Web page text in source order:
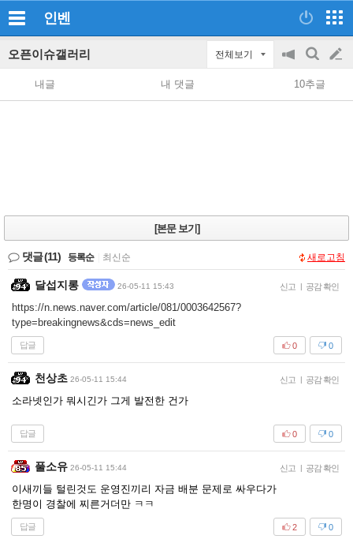
인벤
오픈이슈갤러리 전체보기
공
지
on/off
검
색
글
쓰
내글 내 댓글 10추글
[본문 보기]
댓글(11) 등록순 최신순 새로고침
달섭지롱 26-05-11 15:43 신고 | 공감 확인
https://n.news.naver.com/article/081/0003642567?
type=breakingnews&cds=news_edit
답글 0
0
천상초 26-05-11 15:44 신고 | 공감 확인
소라넷인가 뭐시긴가 그게 발전한 건가
답글 0
0
풀소유 26-05-11 15:44 신고 | 공감 확인
이새끼들 털린것도 운영진끼리 자금 배분 문제로 싸우다가
한명이 경찰에 찌른거더만 ㅋㅋ
답글 0
2